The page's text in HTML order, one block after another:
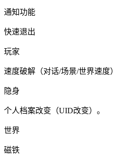
通知功能
快速退出
玩家
速度破解（对话/场景/世界速度）
隐身
个人档案改变（UID改变）。
世界
磁铁